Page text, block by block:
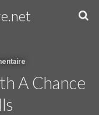
A Chance